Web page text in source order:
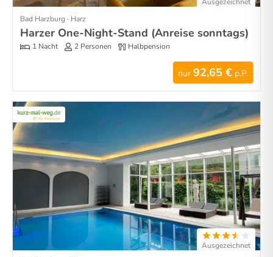
Bad Harzburg · Harz
Harzer One-Night-Stand (Anreise sonntags)
1 Nacht 2 Personen Halbpension
nur 92,65 € p.P.
Ausgezeichnet